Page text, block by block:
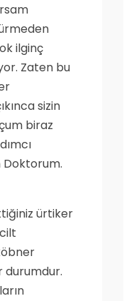
ilginç
Zaten bu
sizin
biraz
Doktorum.
ürtiker
durumdur.